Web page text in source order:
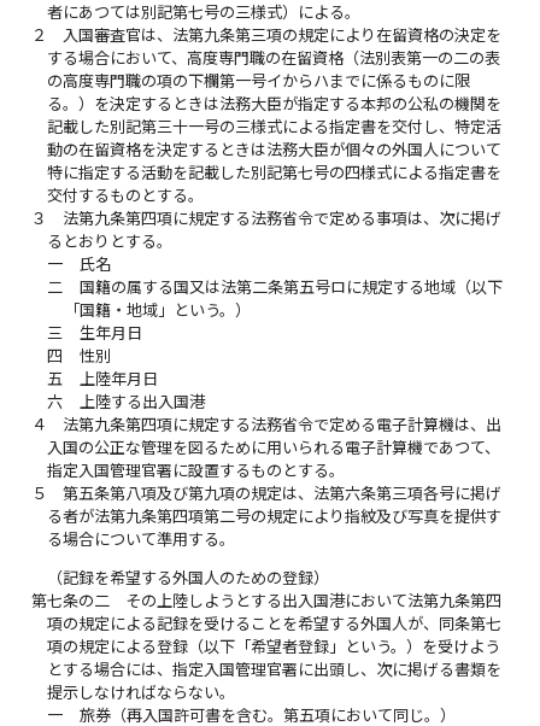
者にあつては別記第七号の三様式）による。
２
入国審査官は、法第九条第三項の規定により在留資格の決定を
する場合において、高度専門職の在留資格（法別表第一の二の表
の高度専門職の項の下欄第一号イからハまでに係るものに限
る。）を決定するときは法務大臣が指定する本邦の公私の機関を
記載した別記第三十一号の三様式による指定書を交付し、特定活
動の在留資格を決定するときは法務大臣が個々の外国人について
特に指定する活動を記載した別記第七号の四様式による指定書を
交付するものとする。
３
法第九条第四項に規定する法務省令で定める事項は、次に掲げ
るとおりとする。
一
氏名
二
国籍の属する国又は法第二条第五号ロに規定する地域（以下
「国籍・地域」という。）
三
生年月日
四
性別
五
上陸年月日
六
上陸する出入国港
４
法第九条第四項に規定する法務省令で定める電子計算機は、出
入国の公正な管理を図るために用いられる電子計算機であつて、
指定入国管理官署に設置するものとする。
５
第五条第八項及び第九項の規定は、法第六条第三項各号に掲げ
る者が法第九条第四項第二号の規定により指紋及び写真を提供す
る場合について準用する。
（記録を希望する外国人のための登録）
第七条の二
その上陸しようとする出入国港において法第九条第四
項の規定による記録を受けることを希望する外国人が、同条第七
項の規定による登録（以下「希望者登録」という。）を受けよう
とする場合には、指定入国管理官署に出頭し、次に掲げる書類を
提示しなければならない。
一
旅券（再入国許可書を含む。第五項において同じ。）